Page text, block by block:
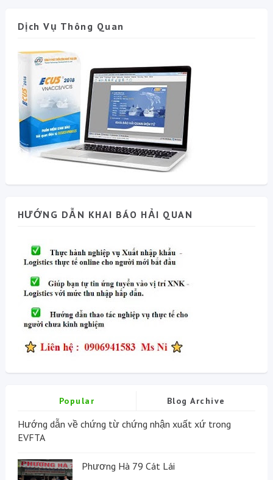
Dịch Vụ Thông Quan
HƯỚNG DẪN KHAI BÁO HẢI QUAN
Popular Blog Archive
Hướng dẫn về chứng từ chứng nhận xuất xứ trong
EVFTA
Phương Hà 79 Cát Lái